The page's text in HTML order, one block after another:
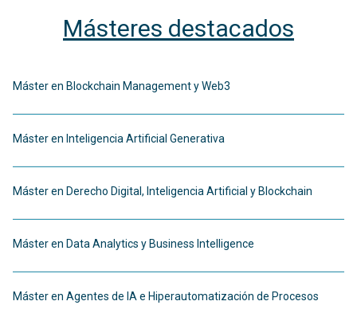
Másteres destacados
Máster en Blockchain Management y Web3
Máster en Inteligencia Artificial Generativa
Máster en Derecho Digital, Inteligencia Artificial y Blockchain
Máster en Data Analytics y Business Intelligence
Máster en Agentes de IA e Hiperautomatización de Procesos